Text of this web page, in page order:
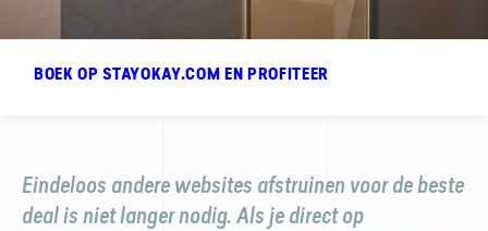
BOEK OP STAYOKAY.COM EN PROFITEER
Eindeloos andere websites afstruinen voor de beste
deal is niet langer nodig. Als je direct op